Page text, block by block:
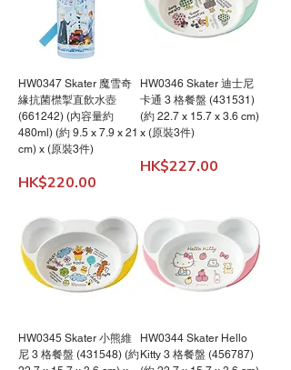
HW0347 Skater 魔雪奇
緣抗菌㯲掣直飲水壺
(661242) (內容量約
480ml) (約 9.5 x 7.9 x 21
cm) x (原裝3件)
價格
HK$220.00
HW0346 Skater 迪士尼
卡通 3 格餐盤 (431531)
(約 22.7 x 15.7 x 3.6 cm)
x (原裝3件)
價格
HK$227.00
HW0345 Skater 小熊維
尼 3 格餐盤 (431548) (約
HW0344 Skater Hello
Kitty 3 格餐盤 (456787)